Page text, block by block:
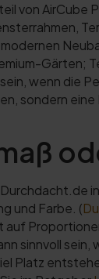
von AirCube
Gärten;
wenn die
sondern
und Farbe. (
sinnvoll
Platz